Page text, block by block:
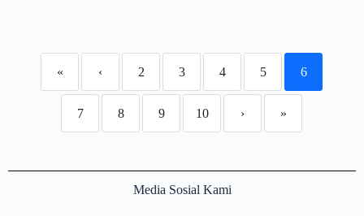
« ‹ 2 3 4 5 6
7 8 9 10 › »
Media Sosial Kami